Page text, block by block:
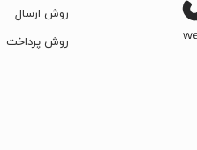
روش ارسال
روش پرداخت